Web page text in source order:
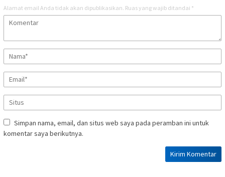
Alamat email Anda tidak akan dipublikasikan. Ruas yang wajib ditandai *
Simpan nama, email, dan situs web saya pada peramban ini untuk
komentar saya berikutnya.